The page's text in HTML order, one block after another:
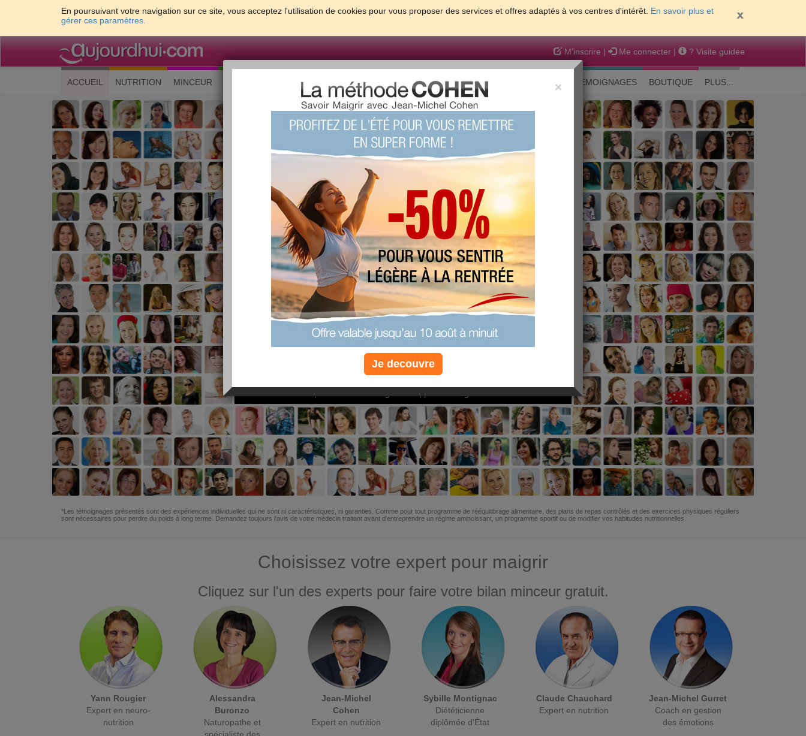
En poursuivant votre navigation sur ce site, vous acceptez l'utilisation de cookies pour vous proposer des services et offres adaptés à vos centres d'intérêt. En savoir plus et
gérer ces paramètres.
M'inscrire | Me connecter | ? Visite guidée
ACCUEIL (current)
NUTRITION MINCEUR FORME & SANTE PSYCHO & TESTS GROSSESSE & BEBE TEMOIGNAGES BOUTIQUE PLUS...
Les meilleures solutions pour maigrir et être bien dans sa peau
PLUS
EFFICACE
PLUS
SANTÉ
PLUS
COACHING
Non, je préfère le régime gratuit
*Les témoignages présentés sont des expériences individuelles qui ne sont ni caractéristiques, ni garanties. Comme pour tout programme de rééquilibrage alimentaire, des plans de repas contrôlés et des exercices physiques réguliers
sont nécessaires pour perdre du poids à long terme. Demandez toujours l'avis de votre médecin traitant avant d'entreprendre un régime amincissant, un programme sportif ou de modifier vos habitudes nutritionnelles.
Choisissez votre expert pour maigrir
Cliquez sur l'un des experts pour faire votre bilan minceur gratuit.
Yann Rougier
Expert en neuro-
nutrition
Alessandra
Buronzo
Naturopathe et
Jean-Michel
Cohen
Expert en nutrition
Sybille Montignac
Diététicienne
diplômée d'État
Claude Chauchard
Expert en nutrition
Jean-Michel Gurret
Coach en gestion
des émotions
×
Je decouvre